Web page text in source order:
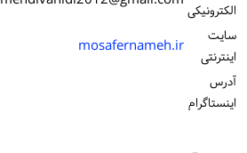
الكترونیكی
سایت
اینترنتی
mosafernameh.ir
آدرس
اینستاگرام